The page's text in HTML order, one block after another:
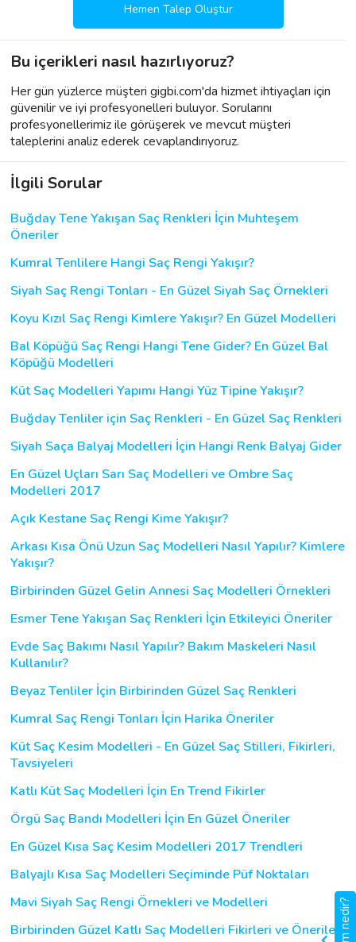
Hemen Talep Oluştur
Bu içerikleri nasıl hazırlıyoruz?
Her gün yüzlerce müşteri gigbi.com'da hizmet ihtiyaçları için
güvenilir ve iyi profesyonelleri buluyor. Sorularını
profesyonellerimiz ile görüşerek ve mevcut müşteri
taleplerini analiz ederek cevaplandırıyoruz.
İlgili Sorular
Buğday Tene Yakışan Saç Renkleri İçin Muhteşem
Öneriler
Kumral Tenlilere Hangi Saç Rengi Yakışır?
Siyah Saç Rengi Tonları - En Güzel Siyah Saç Örnekleri
Koyu Kızıl Saç Rengi Kimlere Yakışır? En Güzel Modelleri
Bal Köpüğü Saç Rengi Hangi Tene Gider? En Güzel Bal
Köpüğü Modelleri
Küt Saç Modelleri Yapımı Hangi Yüz Tipine Yakışır?
Buğday Tenliler için Saç Renkleri - En Güzel Saç Renkleri
Siyah Saça Balyaj Modelleri İçin Hangi Renk Balyaj Gider
En Güzel Uçları Sarı Saç Modelleri ve Ombre Saç
Modelleri 2017
Açık Kestane Saç Rengi Kime Yakışır?
Arkası Kısa Önü Uzun Saç Modelleri Nasıl Yapılır? Kimlere
Yakışır?
Birbirinden Güzel Gelin Annesi Saç Modelleri Örnekleri
Esmer Tene Yakışan Saç Renkleri İçin Etkileyici Öneriler
Evde Saç Bakımı Nasıl Yapılır? Bakım Maskeleri Nasıl
Kullanılır?
Beyaz Tenliler İçin Birbirinden Güzel Saç Renkleri
Kumral Saç Rengi Tonları İçin Harika Öneriler
Küt Saç Kesim Modelleri - En Güzel Saç Stilleri, Fikirleri,
Tavsiyeleri
Katlı Küt Saç Modelleri İçin En Trend Fikirler
Örgü Saç Bandı Modelleri İçin En Güzel Öneriler
En Güzel Kısa Saç Kesim Modelleri 2017 Trendleri
Balyajlı Kısa Saç Modelleri Seçiminde Püf Noktaları
Mavi Siyah Saç Rengi Örnekleri ve Modelleri
Birbirinden Güzel Katlı Saç Modelleri Fikirleri ve Önerileri